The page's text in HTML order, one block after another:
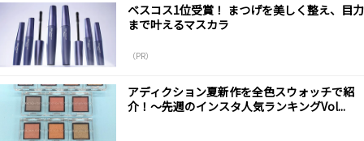
ベスコス1位受賞！ まつげを美しく整え、目力
まで叶えるマスカラ
（PR）
アディクション夏新作を全色スウォッチで紹
介！～先週のインスタ人気ランキングVol...